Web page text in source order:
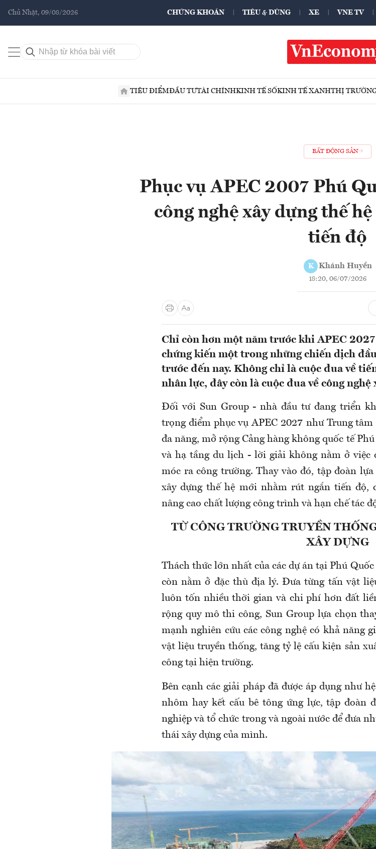
Chủ Nhật, 09/08/2026 CHỨNG KHOÁN TIÊU & DÙNG XE VNE TV
TIÊU ĐIỂMĐẦU TƯTÀI CHÍNHKINH TẾ SỐKINH TẾ XANHTHỊ
BẤT ĐỘNG SẢN
Phục vụ APEC 2007 Phú
công nghệ xây dựng thế
tiến độ
K Khánh Huyền
18:20, 06/07/2026
Chỉ còn hơn một năm trước khi APEC
chứng kiến một trong những chiến dịch
trước đến nay. Không chỉ là cuộc đua về
nhân lực, đây còn là cuộc đua về công nghệ
Đối với Sun Group - nhà đầu tư đang triển
trọng điểm phục vụ APEC 2027 như Trung
đa năng, mở rộng Cảng hàng không quốc tế
và hạ tầng du lịch - lời giải không nằm ở việc
móc ra công trường. Thay vào đó, tập đoàn
xây dựng thế hệ mới nhằm rút ngắn tiến độ,
nâng cao chất lượng công trình và hạn chế tác
TỪ CÔNG TRƯỜNG TRUYỀN
XÂY DỰNG
Thách thức lớn nhất của các dự án tại Phú
còn nằm ở đặc thù địa lý. Đưa từng tấn vật
luôn tốn nhiều thời gian và chi phí hơn đất
rộng quy mô thi công, Sun Group lựa chọn
mạnh nghiên cứu các công nghệ có khả năng
vật liệu truyền thống, tăng tỷ lệ cấu kiện sản
công tại hiện trường.
Bên cạnh các giải pháp đã được áp dụng như
nhôm hay kết cấu bê tông ứng lực, tập đoàn
nghiệp và tổ chức trong và ngoài nước để đưa
thái xây dựng của mình.